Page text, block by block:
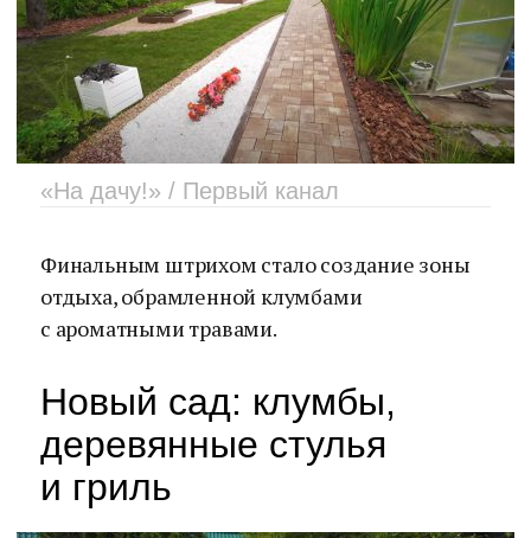
«На дачу!» / Первый канал
Финальным штрихом стало создание зоны
отдыха, обрамленной клумбами
с ароматными травами.
Новый сад: клумбы,
деревянные стулья
и гриль